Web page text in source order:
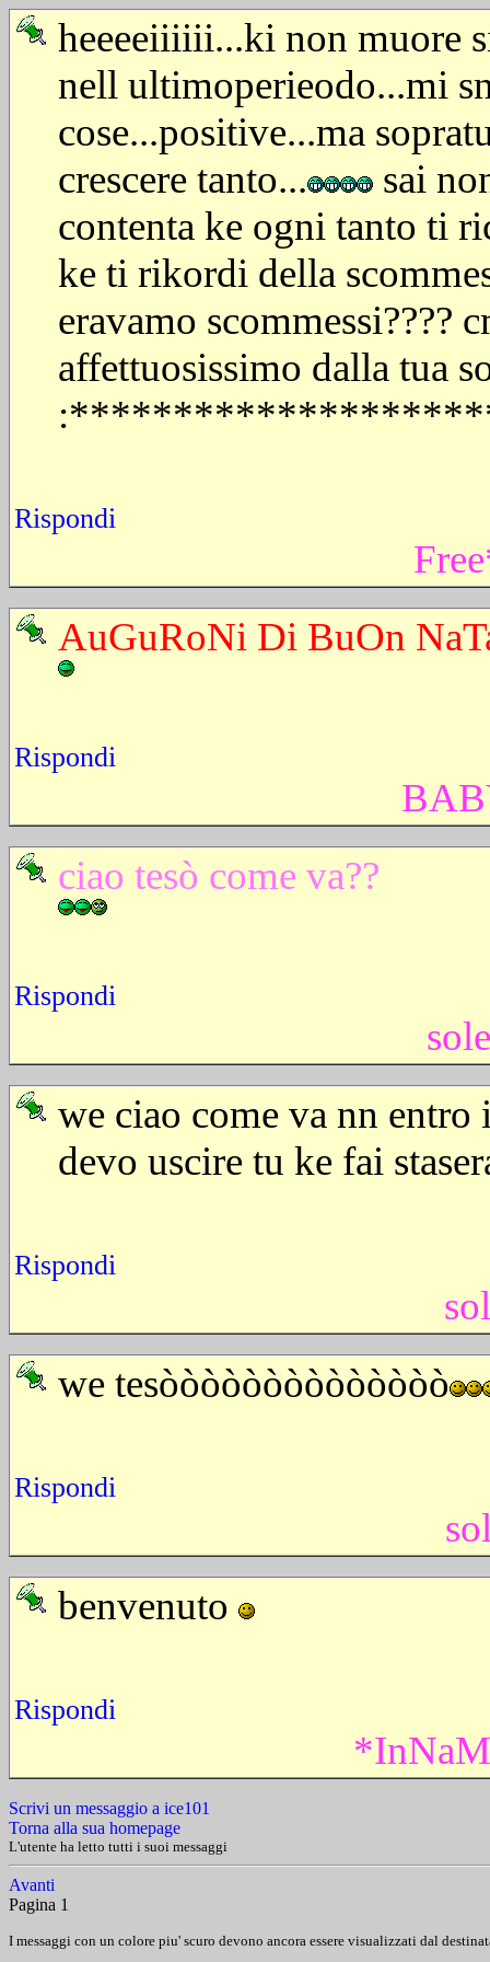
heeeeiiiiii...ki non muore
nell ultimoperieodo...mi
cose...positive...ma
crescere tanto...
sai
contenta ke ogni tanto ti
ke ti rikordi della
eravamo scommessi????
affettuosissimo dalla tua
Rispondi
AuGuRoNi Di BuOn
Rispondi
ciao tesò come va??
Rispondi
we ciao come va nn
devo uscire tu ke fai
Rispondi
we tesòòòòòòòòòòòòòò
Rispondi
benvenuto
Rispondi
Scrivi un messaggio a ice101
Torna alla sua homepage
L'utente ha letto tutti i suoi messaggi
Avanti
Pagina 1
I messaggi con un colore piu' scuro devono ancora essere visualizzati dal